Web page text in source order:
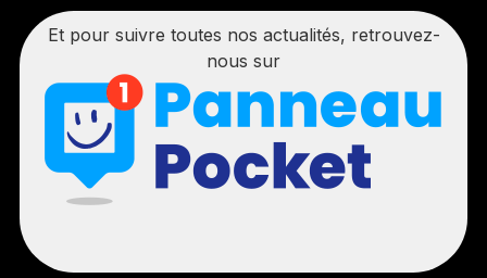
Et pour suivre toutes nos actualités, retrouvez-
nous sur